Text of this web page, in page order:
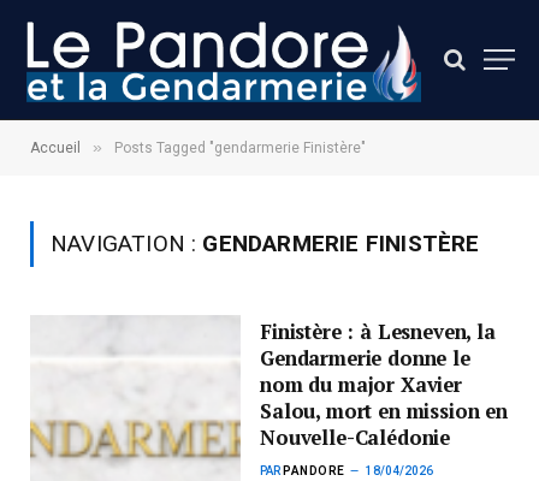
Accueil » Posts Tagged "gendarmerie Finistère"
NAVIGATION : GENDARMERIE FINISTÈRE
Finistère : à Lesneven, la
Gendarmerie donne le
nom du major Xavier
Salou, mort en mission en
Nouvelle-Calédonie
PAR PANDORE 18/04/2026